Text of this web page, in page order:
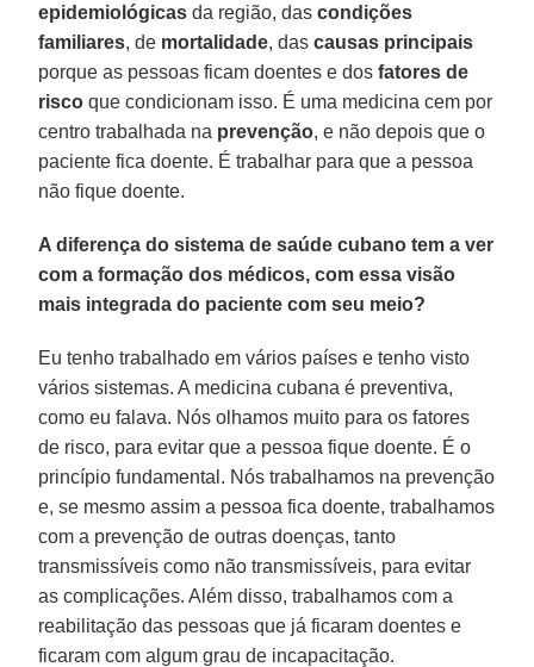
epidemiológicas da região, dascondições
familiares, de mortalidade, dascausas principais
porque as pessoas ficam doentes e dosfatores de
risco que condicionam isso. É uma medicina cem por
centro trabalhada na prevenção, e não depois que o
paciente fica doente. É trabalhar para que a pessoa
não fique doente.
A diferença do sistema de saúde cubano tem a ver
com a formação dos médicos, com essa visão
mais integrada do paciente com seu meio?
Eu tenho trabalhado em vários países e tenho visto
vários sistemas. A medicina cubana é preventiva,
como eu falava. Nós olhamos muito para os fatores
de risco, para evitar que a pessoa fique doente. É o
princípio fundamental. Nós trabalhamos na prevenção
e, se mesmo assim a pessoa fica doente, trabalhamos
com a prevenção de outras doenças, tanto
transmissíveis como não transmissíveis, para evitar
as complicações. Além disso, trabalhamos com a
reabilitação das pessoas que já ficaram doentes e
ficaram com algum grau de incapacitação.